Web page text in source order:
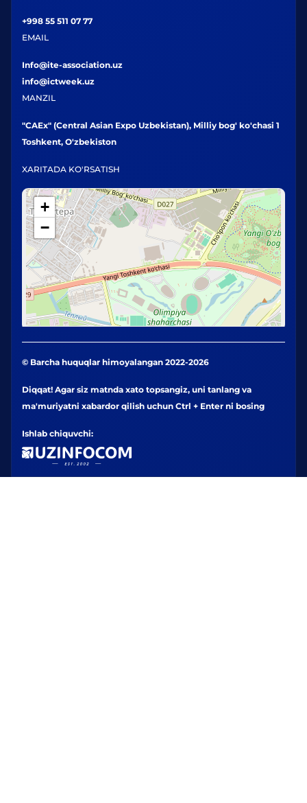
+998 55 511 07 77
EMAIL
Info@ite-association.uz
info@ictweek.uz
MANZIL
"CAEx" (Central Asian Expo Uzbekistan), Milliy bog' ko'chasi 1
Toshkent, O'zbekiston
XARITADA KO'RSATISH
+
−
© Barcha huquqlar himoyalangan 2022-2026
Diqqat! Agar siz matnda xato topsangiz, uni tanlang va
ma'muriyatni xabardor qilish uchun Ctrl + Enter ni bosing
Ishlab chiquvchi: